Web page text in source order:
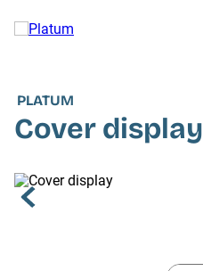
PLATUM
Cover display